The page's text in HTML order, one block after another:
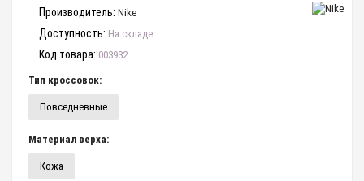
Производитель: Nike
Доступность: На складе
Код товара: 003932
Тип кроссовок:
Повседневные
Материал верха:
Кожа